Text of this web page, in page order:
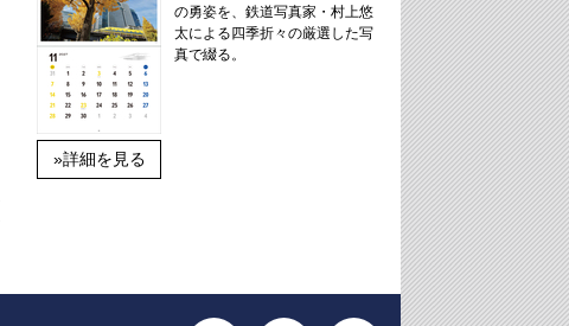
»詳細を見る
の勇姿を、鉄道写真家・村上悠
太による四季折々の厳選した写
真で綴る。